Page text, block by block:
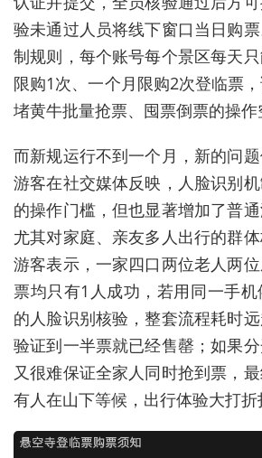
验未通过人员将线下窗口当日购
制规则，每个账号每个景区每天
限购1次、一个月限购2次登临票
堵黄牛批量抢票、囤票倒票的操作
而新规运行不到一个月，新的问
游客在社交媒体反映，人脸识别
的操作门槛，但也显著增加了普
尤其对家庭、亲友多人出行的群
游客表示，一家四口两位老人两
票均只有1人成功，若用同一手
的人脸识别核验，整套流程耗时
验证到一半票就已经售罄；如果分
又很难保证全家人同时抢到票，最
有人在山下等候，出行体验大打折